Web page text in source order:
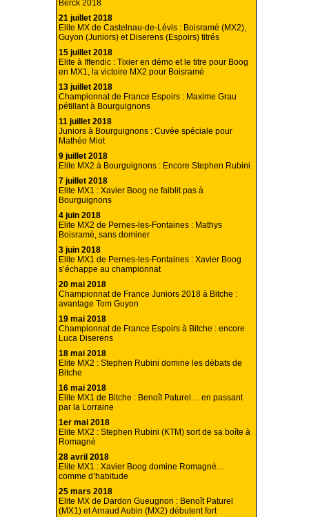
Berck 2018
21 juillet 2018
Elite MX de Castelnau-de-Lévis : Boisramé (MX2),
Guyon (Juniors) et Diserens (Espoirs) titrés
15 juillet 2018
Elite à Iffendic : Tixier en démo et le titre pour Boog
en MX1, la victoire MX2 pour Boisramé
13 juillet 2018
Championnat de France Espoirs : Maxime Grau
pétillant à Bourguignons
11 juillet 2018
Juniors à Bourguignons : Cuvée spéciale pour
Mathéo Miot
9 juillet 2018
Elite MX2 à Bourguignons : Encore Stephen Rubini
7 juillet 2018
Elite MX1 : Xavier Boog ne faiblit pas à
Bourguignons
4 juin 2018
Elite MX2 de Pernes-les-Fontaines : Mathys
Boisramé, sans dominer
3 juin 2018
Elite MX1 de Pernes-les-Fontaines : Xavier Boog
s’échappe au championnat
20 mai 2018
Championnat de France Juniors 2018 à Bitche :
avantage Tom Guyon
19 mai 2018
Championnat de France Espoirs à Bitche : encore
Luca Diserens
18 mai 2018
Elite MX2 : Stephen Rubini domine les débats de
Bitche
16 mai 2018
Elite MX1 de Bitche : Benoît Paturel… en passant
par la Lorraine
1er mai 2018
Elite MX2 : Stephen Rubini (KTM) sort de sa boîte à
Romagné
28 avril 2018
Elite MX1 : Xavier Boog domine Romagné…
comme d’habitude
25 mars 2018
Elite MX de Dardon Gueugnon : Benoît Paturel
(MX1) et Arnaud Aubin (MX2) débutent fort